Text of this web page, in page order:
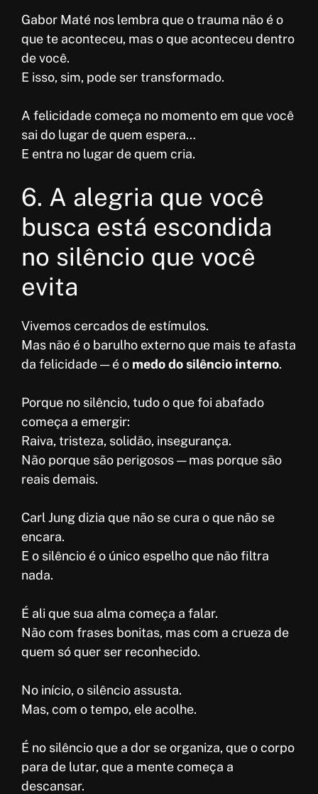
Gabor Maté nos lembra que o trauma não é o
que te aconteceu, mas o que aconteceu dentro
de você.
E isso, sim, pode ser transformado.
A felicidade começa no momento em que você
sai do lugar de quem espera…
E entra no lugar de quem cria.
6. A alegria que você
busca está escondida
no silêncio que você
evita
Vivemos cercados de estímulos.
Mas não é o barulho externo que mais te afasta
da felicidade — é o medo do silêncio interno.
Porque no silêncio, tudo o que foi abafado
começa a emergir:
Raiva, tristeza, solidão, insegurança.
Não porque são perigosos — mas porque são
reais demais.
Carl Jung dizia que não se cura o que não se
encara.
E o silêncio é o único espelho que não filtra
nada.
É ali que sua alma começa a falar.
Não com frases bonitas, mas com a crueza de
quem só quer ser reconhecido.
No início, o silêncio assusta.
Mas, com o tempo, ele acolhe.
É no silêncio que a dor se organiza, que o corpo
para de lutar, que a mente começa a
descansar.